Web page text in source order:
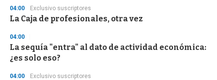
04:00 Exclusivo suscriptores
La Caja de profesionales, otra vez
04:00
La sequía "entra" al dato de actividad económica:
¿es solo eso?
04:00 Exclusivo suscriptores